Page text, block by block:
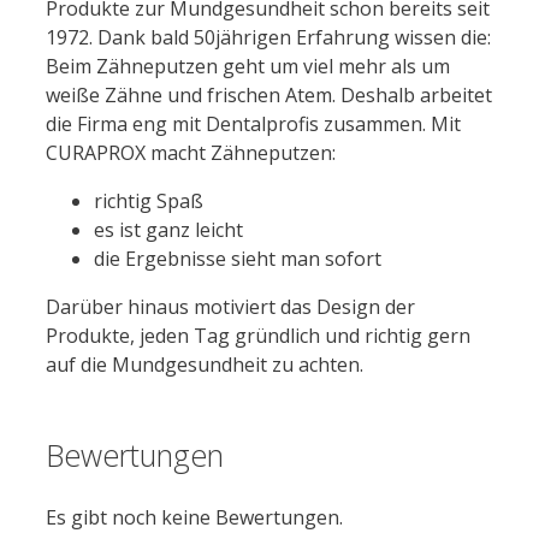
Produkte zur Mundgesundheit schon bereits seit
1972. Dank bald 50jährigen Erfahrung wissen die:
Beim Zähneputzen geht um viel mehr als um
weiße Zähne und frischen Atem. Deshalb arbeitet
die Firma eng mit Dentalprofis zusammen. Mit
CURAPROX macht Zähneputzen:
richtig Spaß
es ist ganz leicht
die Ergebnisse sieht man sofort
Darüber hinaus motiviert das Design der
Produkte, jeden Tag gründlich und richtig gern
auf die Mundgesundheit zu achten.
Bewertungen
Es gibt noch keine Bewertungen.